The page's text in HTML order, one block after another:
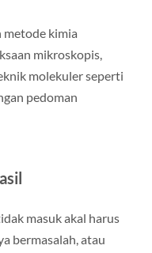
metode kimia
mikroskopis,
molekuler seperti
pedoman
masuk akal harus
bermasalah, atau